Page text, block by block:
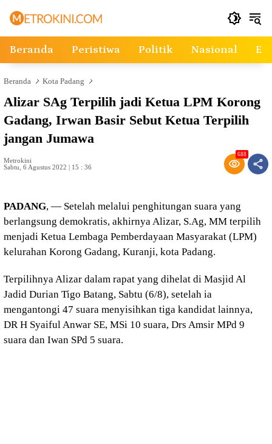
Beranda Peristiwa Politik Nasional
Beranda Kota Padang
Alizar SAg Terpilih jadi Ketua LPM Korong
Gadang, Irwan Basir Sebut Ketua Terpilih
jangan Jumawa
Metrokini
Sabtu, 6 Agustus 2022 | 15 : 36
688
PADANG, — Setelah melalui penghitungan suara yang
berlangsung demokratis, akhirnya Alizar, S.Ag, MM terpilih
menjadi Ketua Lembaga Pemberdayaan Masyarakat (LPM)
kelurahan Korong Gadang, Kuranji, kota Padang.
Terpilihnya Alizar dalam rapat yang dihelat di Masjid Al
Jadid Durian Tigo Batang, Sabtu (6/8), setelah ia
mengantongi 47 suara menyisihkan tiga kandidat lainnya,
DR H Syaiful Anwar SE, MSi 10 suara, Drs Amsir MPd 9
suara dan Iwan SPd 5 suara.